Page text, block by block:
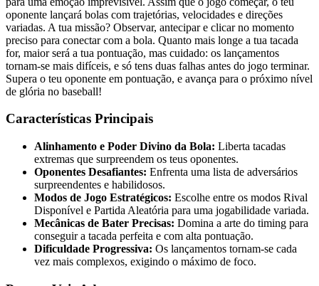
oponente lançará bolas com trajetórias, velocidades e direções
variadas. A tua missão? Observar, antecipar e clicar no momento
preciso para conectar com a bola. Quanto mais longe a tua tacada
for, maior será a tua pontuação, mas cuidado: os lançamentos
tornam-se mais difíceis, e só tens duas falhas antes do jogo terminar.
Supera o teu oponente em pontuação, e avança para o próximo nível
de glória no baseball!
Características Principais
Alinhamento e Poder Divino da Bola: Liberta tacadas
extremas que surpreendem os teus oponentes.
Oponentes Desafiantes: Enfrenta uma lista de adversários
surpreendentes e habilidosos.
Modos de Jogo Estratégicos: Escolhe entre os modos Rival
Disponível e Partida Aleatória para uma jogabilidade variada.
Mecânicas de Bater Precisas: Domina a arte do timing para
conseguir a tacada perfeita e com alta pontuação.
Dificuldade Progressiva: Os lançamentos tornam-se cada
vez mais complexos, exigindo o máximo de foco.